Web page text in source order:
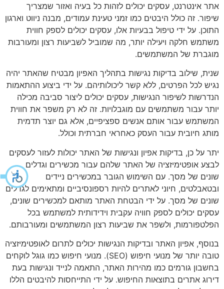
אתר אינטרנט, עסקים יכולים לזהות כל בעיה ואזור שמצריך
שיפור. זה כולל היבטים כמו זמני טעינת עמודים, מבנה ניווט וארגון
התוכן. על ידי טיפול בבעיות אלו, עסקים יכולים לספק חווית
משתמש חלקה ויעילה יותר, מה שמוביל לשביעות רצון ומעורבות
מוגברת של המשתמשים.
שנית, שילוב בדיקות נגישות בתהליך האפיון מבטיח שהאתר יהיה
נגיש לכל הפרטים, ללא קשר ליכולותיהם. על ידי ביצוע ההתאמות
הנדרשות לשיפור הנגישות, עסקים יכולים ליצור סביבה מכילה
יותר עבור משתמשים עם מוגבלויות. זה לא רק משפר את חווית
המשתמש עבור אותם אנשים ספציפיים, אלא גם יוצר תדמית
מותג חיובית עבור העסק כאחראי חברתית וכולל.
יתר על כן, בדיקות אפיון ונגישות של האתר יכולות לעזור לעסקים
לבצע אופטימיזציה של האתר שלהם עבור מכשירים וגדלים
שונים של מסך. עם השימוש הגובר במכשירים ניידים
ובטאבלטים, חיוני לאתרים להיות רספונסיביים ומתאימים לגדלים
שונים של מסך. על ידי הבטחת האתר מותאם למכשירים שונים,
עסקים יכולים לספק חוויה עקבית וידידותית למשתמש בכל
הפלטפורמות, ולשפר את שביעות רצון המשתמשים ומעורבותם.
בנוסף, אפיון האתר ובדיקות הנגישות יכולים לתרום לאופטימיזציה
טובה יותר של מנועי חיפוש (SEO). מנועי חיפוש כמו גוגל לוקחים
בחשבון גורמים כמו מהירות האתר, התאמה לנייד ונגישות בעת
דירוג אתרים בתוצאות החיפוש. על ידי התייחסות להיבטים הללו